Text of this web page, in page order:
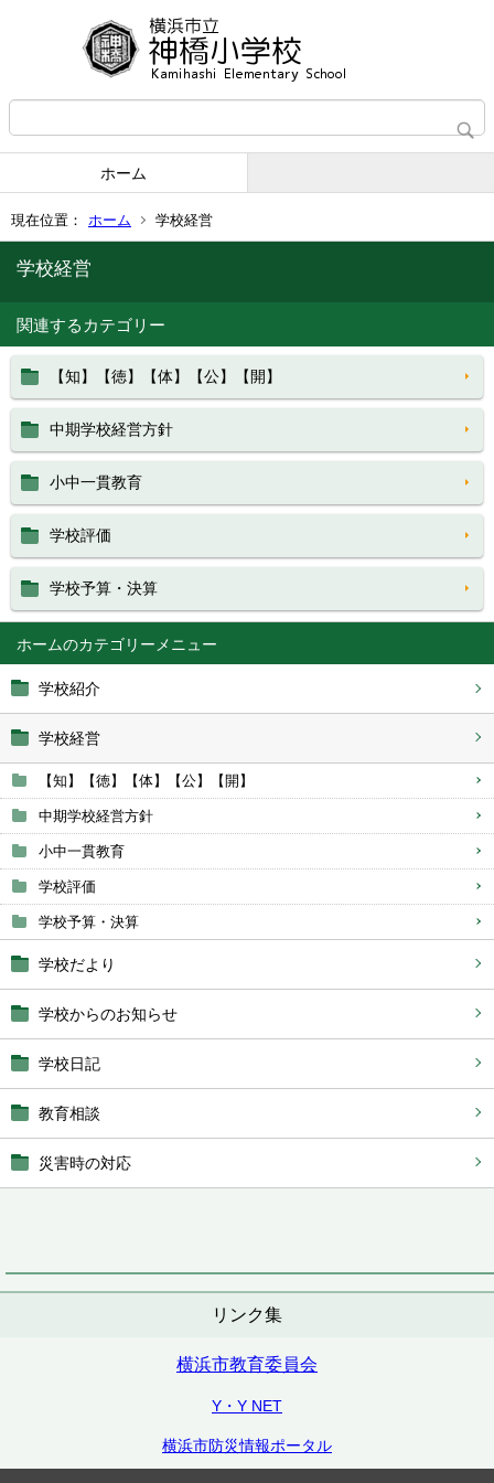
ホーム
現在位置： ホーム 学校経営
ホーム
学校紹介
学校経営
【知】【徳】【体】【公】【開】
中期学校経営方針
小中一貫教育
学校評価
学校予算・決算
学校だより
学校からのお知らせ
学校日記
教育相談
災害時の対応
リンク集
横浜市教育委員会
Y・Y NET
横浜市防災情報ポータル
学校経営
関連するカテゴリー
【知】【徳】【体】【公】【開】
中期学校経営方針
小中一貫教育
学校評価
学校予算・決算